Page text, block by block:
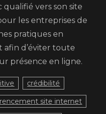
vers son site
les entreprises de
pratiques en
d’éviter toute
présence en ligne.
crédibilité
site internet